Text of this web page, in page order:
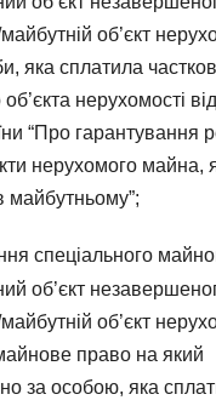
об’єкт
яка сплатила
нерухомості
“Про гарантування
нерухомого майна,
майбутньому”;
спеціального
об’єкт
об’єкт
право на який
за особою, яка